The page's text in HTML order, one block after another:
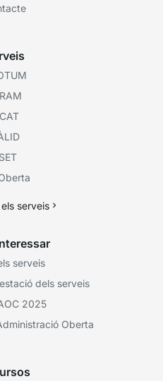
serveis
serveis
dels serveis
2025
Oberta